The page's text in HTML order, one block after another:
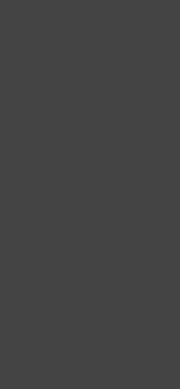
281.000 árvores
poupados e 1 árvore